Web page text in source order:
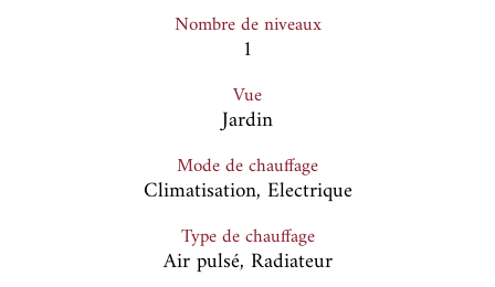
Nombre de niveaux
1
Vue
Jardin
Mode de chauffage
Climatisation, Electrique
Type de chauffage
Air pulsé, Radiateur